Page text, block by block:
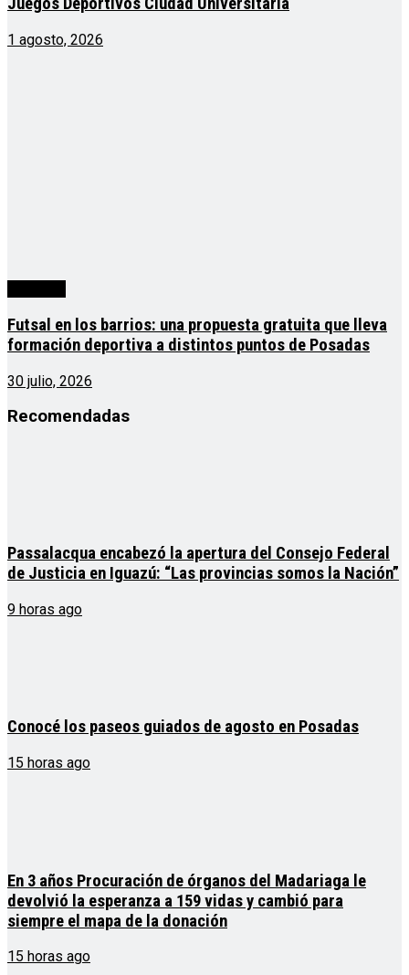
Juegos Deportivos Ciudad Universitaria
1 agosto, 2026
Futsal en los barrios: una propuesta gratuita que lleva
formación deportiva a distintos puntos de Posadas
30 julio, 2026
Recomendadas
Passalacqua encabezó la apertura del Consejo Federal
de Justicia en Iguazú: “Las provincias somos la Nación”
9 horas ago
Conocé los paseos guiados de agosto en Posadas
15 horas ago
En 3 años Procuración de órganos del Madariaga le
devolvió la esperanza a 159 vidas y cambió para
siempre el mapa de la donación
15 horas ago